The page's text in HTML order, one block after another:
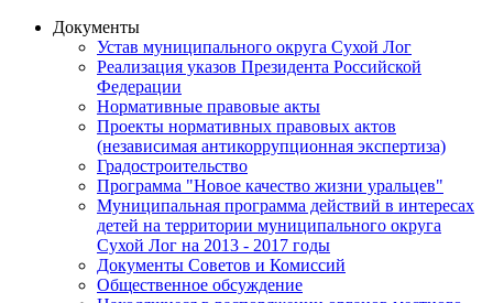
Документы
Устав муниципального округа Сухой Лог
Реализация указов Президента Российской
Федерации
Нормативные правовые акты
Проекты нормативных правовых актов
(независимая антикоррупционная экспертиза)
Градостроительство
Программа "Новое качество жизни уральцев"
Муниципальная программа действий в интересах
детей на территории муниципального округа
Сухой Лог на 2013 - 2017 годы
Документы Советов и Комиссий
Общественное обсуждение